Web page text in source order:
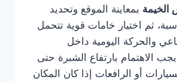
بمعاينة الموقع وتحديد
ثم اختيار خامات قوية تتحمل
والحركة اليومية داخل
الاهتمام بارتفاع الشبرة حتى
أو الرافعات إذا كان المكان